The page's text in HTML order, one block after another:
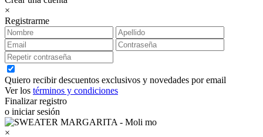
×
Registrarme
Quiero recibir descuentos exclusivos y novedades por email
Ver los términos y condiciones
Finalizar registro
o iniciar sesión
×